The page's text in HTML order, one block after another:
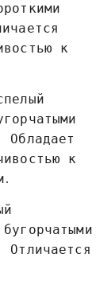
к
Обладает
к